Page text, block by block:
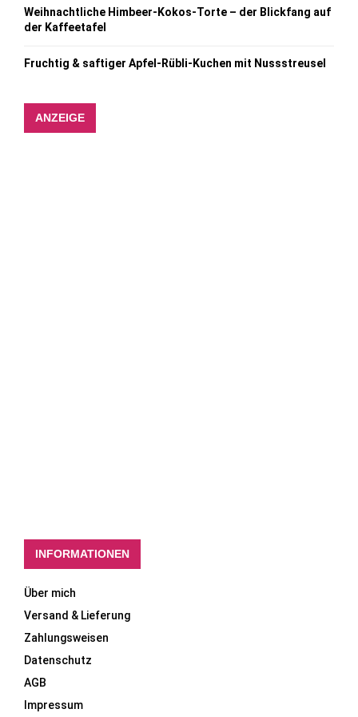
Weihnachtliche Himbeer-Kokos-Torte – der Blickfang auf
der Kaffeetafel
Fruchtig & saftiger Apfel-Rübli-Kuchen mit Nussstreusel
ANZEIGE
INFORMATIONEN
Über mich
Versand & Lieferung
Zahlungsweisen
Datenschutz
AGB
Impressum